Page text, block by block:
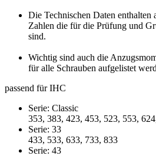
Die Technischen Daten enthalten
Zahlen die für die Prüfung und
sind.
Wichtig sind auch die
für alle Schrauben aufgelistet
passend für IHC
Serie: Classic
353, 383, 423, 453, 523, 553,
Serie: 33
433, 533, 633, 733, 833
Serie: 43